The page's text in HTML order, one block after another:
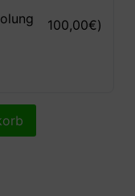
100,00€)